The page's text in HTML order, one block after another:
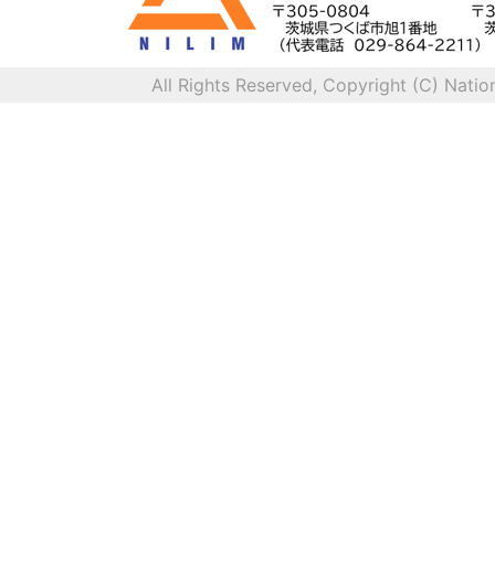
All Rights Reserved, Copyright (C)